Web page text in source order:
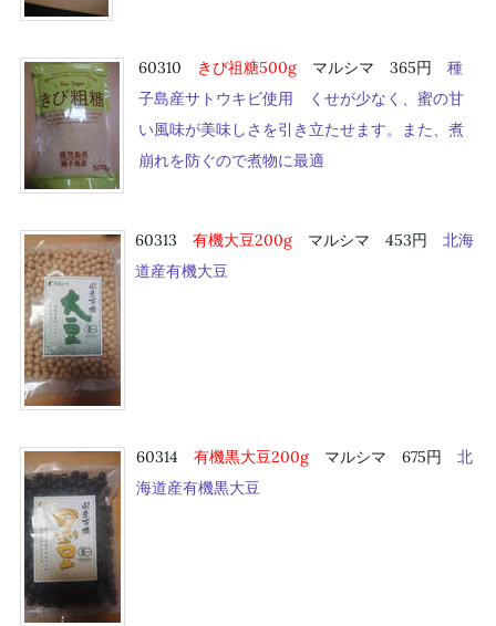
60310 きび祖糖500gマルシマ 365円 種
子島産サトウキビ使用 くせが少なく、蜜の甘
い風味が美味しさを引き立たせます。また、煮
崩れを防ぐので煮物に最適
60313 有機大豆200gマルシマ 453円 北海
道産有機大豆
60314 有機黒大豆200gマルシマ 675円 北
海道産有機黒大豆